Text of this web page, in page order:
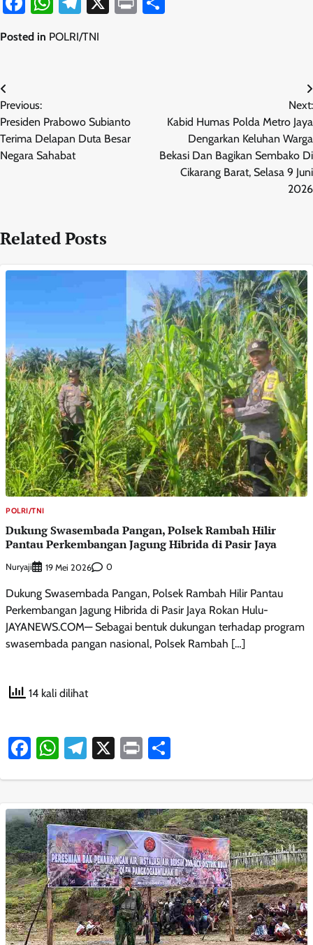
Posted in POLRI/TNI
Navigasi
pos
Previous:
Presiden Prabowo Subianto
Terima Delapan Duta Besar
Negara Sahabat
Next:
Kabid Humas Polda Metro Jaya
Dengarkan Keluhan Warga
Bekasi Dan Bagikan Sembako Di
Cikarang Barat, Selasa 9 Juni
2026
Related Posts
POLRI/TNI
Dukung Swasembada Pangan, Polsek Rambah Hilir
Pantau Perkembangan Jagung Hibrida di Pasir Jaya
Nuryaji 19 Mei 2026 0
Dukung Swasembada Pangan, Polsek Rambah Hilir Pantau
Perkembangan Jagung Hibrida di Pasir Jaya Rokan Hulu-
JAYANEWS.COM— Sebagai bentuk dukungan terhadap program
swasembada pangan nasional, Polsek Rambah […]
14 kali dilihat
Facebook
WhatsApp
Telegram
X Print